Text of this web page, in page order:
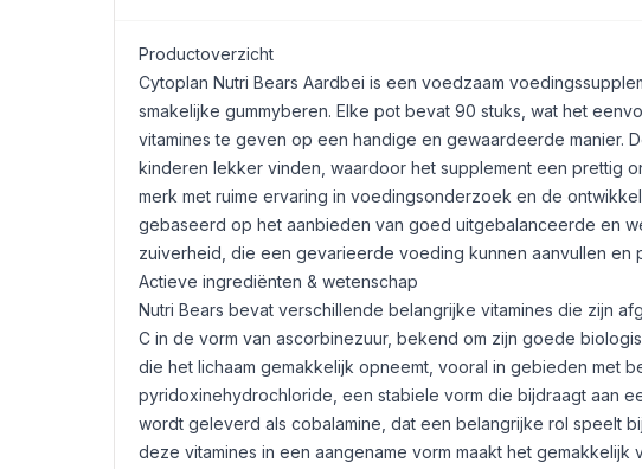
Productoverzicht
Cytoplan Nutri Bears Aardbei is een voedzaam
smakelijke gummyberen. Elke pot bevat 90 stuks, wat het
vitamines te geven op een handige en gewaardeerde manier.
kinderen lekker vinden, waardoor het supplement een prettig
merk met ruime ervaring in voedingsonderzoek en de
gebaseerd op het aanbieden van goed uitgebalanceerde en
zuiverheid, die een gevarieerde voeding kunnen aanvullen en
Actieve ingrediënten & wetenschap
Nutri Bears bevat verschillende belangrijke vitamines die zijn
C in de vorm van ascorbinezuur, bekend om zijn goede
die het lichaam gemakkelijk opneemt, vooral in gebieden met
pyridoxinehydrochloride, een stabiele vorm die bijdraagt aan
wordt geleverd als cobalamine, dat een belangrijke rol speelt
deze vitamines in een aangename vorm maakt het